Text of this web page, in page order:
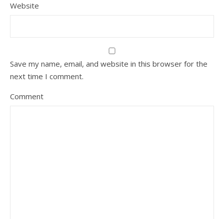
Website
Save my name, email, and website in this browser for the
next time I comment.
Comment